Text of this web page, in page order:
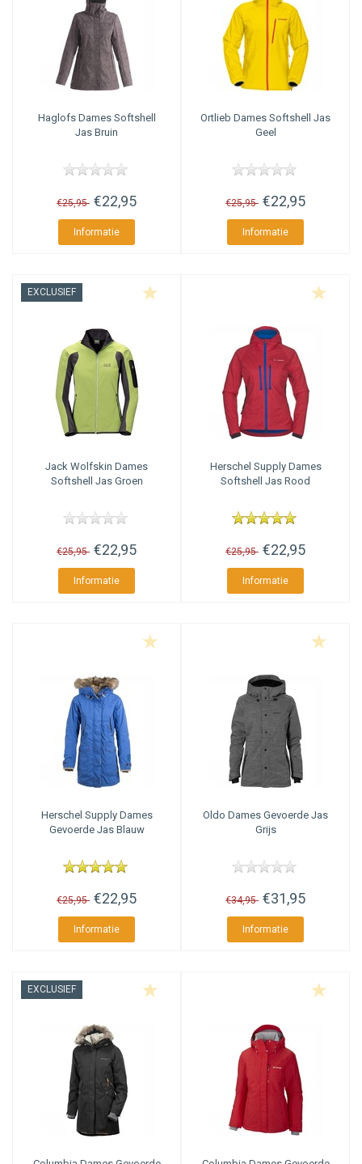
HaglofsDames Softshell
Jas Bruin
€25,95 €22,95
Informatie
Ortlieb Dames Softshell Jas
Geel
€25,95 €22,95
Informatie
EXCLUSIEF
Jack Wolfskin Dames
Softshell Jas Groen
€25,95 €22,95
Informatie
Herschel SupplyDames
Softshell Jas Rood
€25,95 €22,95
Informatie
Herschel SupplyDames
Gevoerde Jas Blauw
€25,95 €22,95
Informatie
Oldo Dames Gevoerde Jas
Grijs
€34,95 €31,95
Informatie
EXCLUSIEF